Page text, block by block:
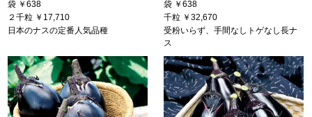
袋 ￥638
２千粒 ￥17,710
日本のナスの定番人気品種
袋 ￥638
千粒 ￥32,670
受粉いらず、手間なしトゲなし長ナ
ス